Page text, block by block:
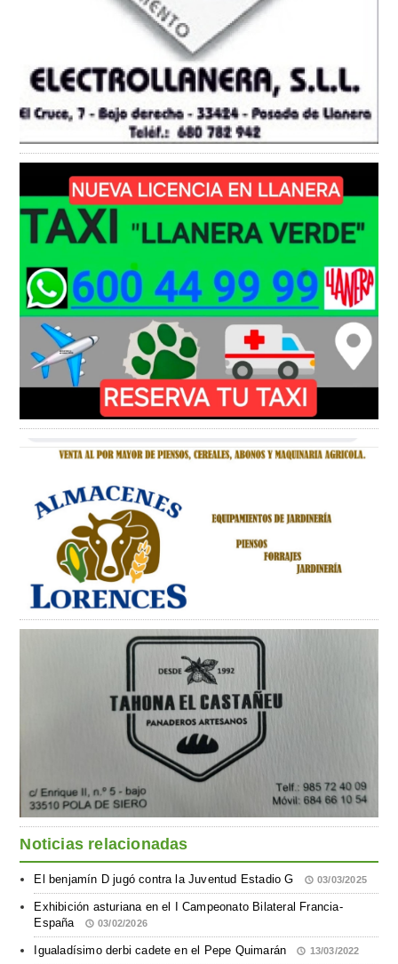
Noticias relacionadas
El benjamín D jugó contra la Juventud Estadio G 03/03/2025
Exhibición asturiana en el I Campeonato Bilateral Francia-
España
03/02/2026
Igualadísimo derbi cadete en el Pepe Quimarán 13/03/2022